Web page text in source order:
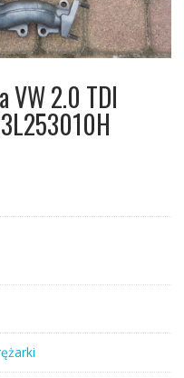
VW 2.0 TDI